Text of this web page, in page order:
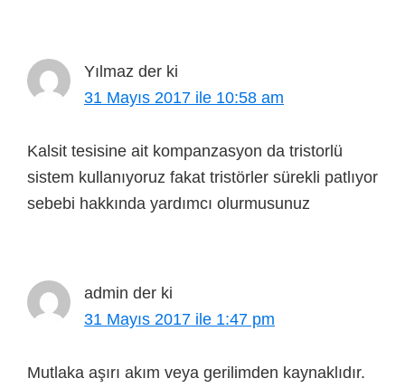
Yılmaz der ki
31 Mayıs 2017 ile 10:58 am
Kalsit tesisine ait kompanzasyon da tristorlü
sistem kullanıyoruz fakat tristörler sürekli patlıyor
sebebi hakkında yardımcı olurmusunuz
admin der ki
31 Mayıs 2017 ile 1:47 pm
Mutlaka aşırı akım veya gerilimden kaynaklıdır.